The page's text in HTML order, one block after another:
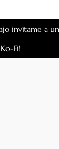
invítame a un
Fi!